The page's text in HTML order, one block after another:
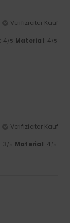
Verifizierter Kauf
: 4/5 Material: 4 /5
Verifizierter Kauf
: 3/5 Material: 4 /5